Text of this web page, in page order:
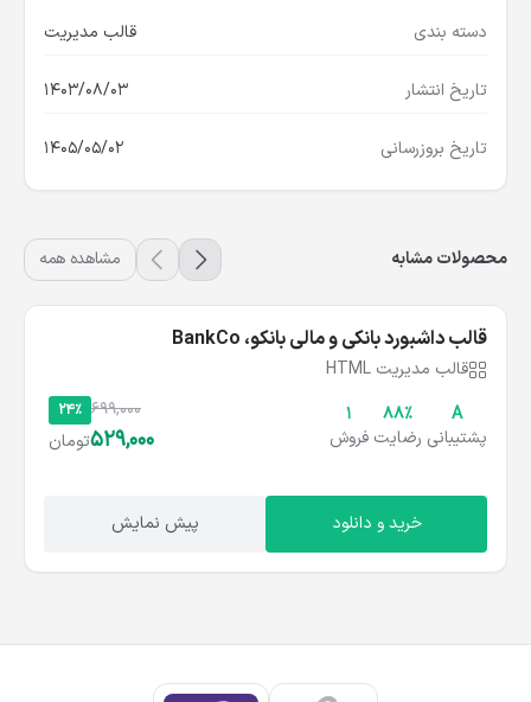
دسته بندی قالب مدیریت
تاریخ انتشار 1403/08/03
تاریخ بروزرسانی 1405/05/02
محصولات مشابه مشاهده همه
قالب داشبورد بانکی و مالی بانکو، BankCo
قالب مدیریت HTML
A
پشتیبانی
۸۸%
رضایت
1
فروش
24% 699,000
529,000تومان
خرید و دانلود پیش نمایش